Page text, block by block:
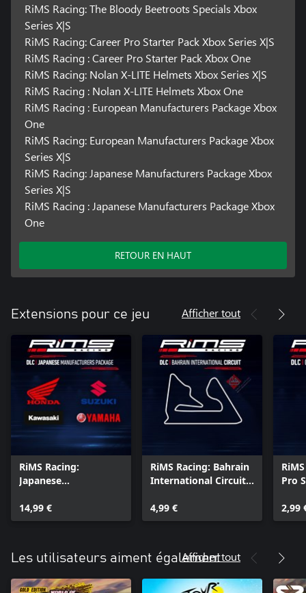
RiMS Racing: The Bloody Beetroots Specials Xbox
Series X|S
RiMS Racing: Career Pro Starter Pack Xbox Series X|S
RiMS Racing : Career Pro Starter Pack Xbox One
RiMS Racing: Nolan X-LITE Helmets Xbox Series X|S
RiMS Racing : Nolan X-LITE Helmets Xbox One
RiMS Racing : European Manufacturers Package Xbox
One
RiMS Racing: European Manufacturers Package Xbox
Series X|S
RiMS Racing: Japanese Manufacturers Package Xbox
Series X|S
RiMS Racing : Japanese Manufacturers Package Xbox
One
RETOUR EN HAUT
Extensions pour ce jeu Afficher tout
RiMS Racing:
Japanese
Package Xbox Series
X|S
14,99 €
RiMS Racing: Bahrain
International Circuit
4,99 €
Pro
2,99
Les utilisateurs aiment également
Afficher tout